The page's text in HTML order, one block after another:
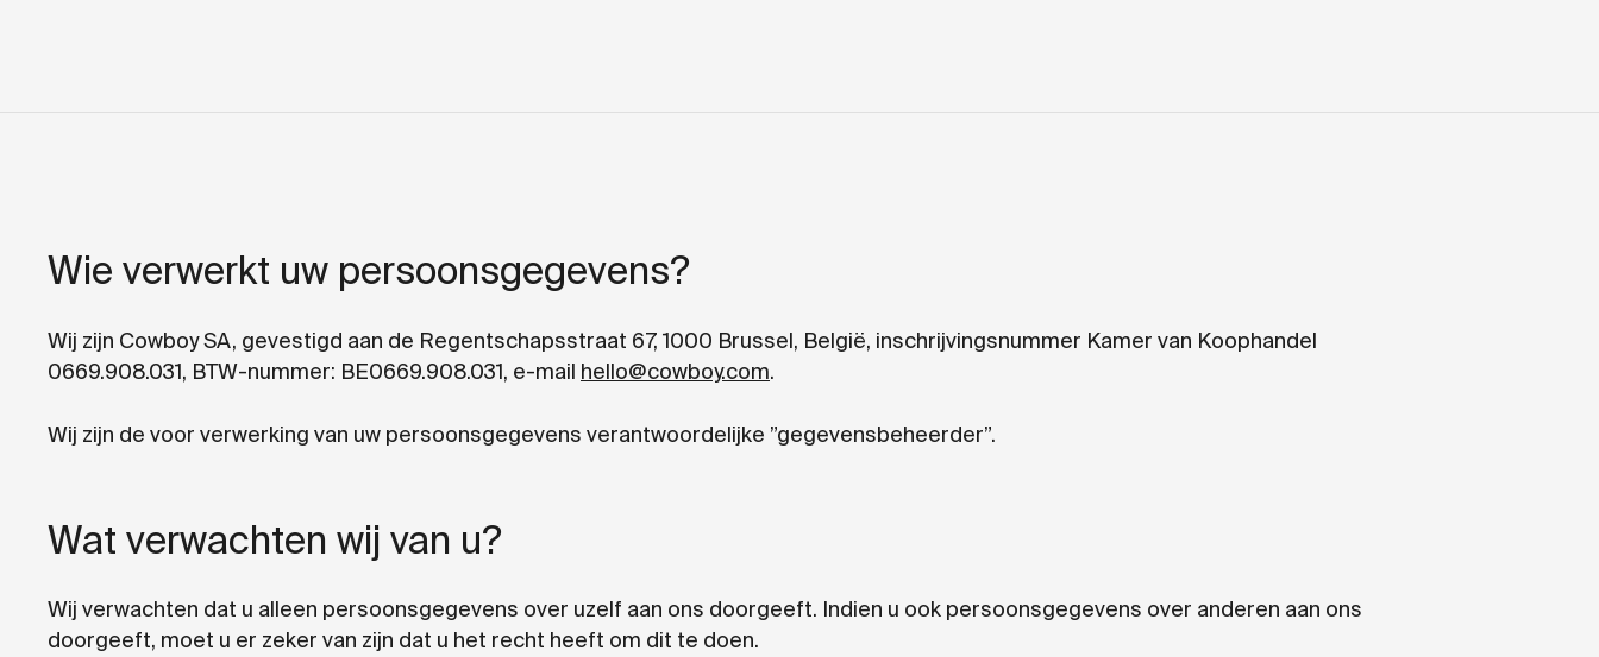
Wie verwerkt uw persoonsgegevens?
Wij zijn Cowboy SA, gevestigd aan de Regentschapsstraat 67, 1000 Brussel, België, inschrijvingsnummer Kamer van Koophandel
0669.908.031, BTW-nummer: BE0669.908.031, e-mail hello@cowboy.com.
Wij zijn de voor verwerking van uw persoonsgegevens verantwoordelijke ”gegevensbeheerder”.
Wat verwachten wij van u?
Wij verwachten dat u alleen persoonsgegevens over uzelf aan ons doorgeeft. Indien u ook persoonsgegevens over anderen aan ons
doorgeeft, moet u er zeker van zijn dat u het recht heeft om dit te doen.